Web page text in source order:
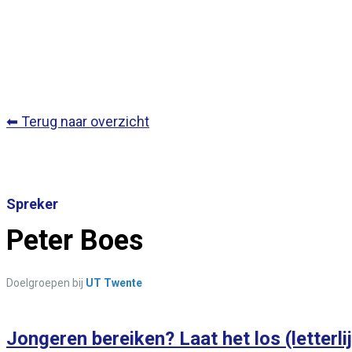
⬅ Terug naar overzicht
Spreker
Peter Boes
Doelgroepen bij UT Twente
Jongeren bereiken? Laat het los